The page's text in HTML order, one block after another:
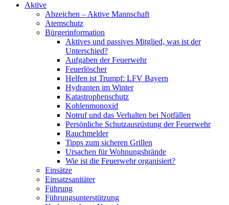
Aktive
Abzeichen – Aktive Mannschaft
Atemschutz
Bürgerinformation
Aktives und passives Mitglied, was ist der
Unterschied?
Aufgaben der Feuerwehr
Feuerlöscher
Helfen ist Trumpf: LFV Bayern
Hydranten im Winter
Katastrophenschutz
Kohlenmonoxid
Notruf und das Verhalten bei Notfällen
Persönliche Schutzausrüstung der Feuerwehr
Rauchmelder
Tipps zum sicheren Grillen
Ursachen für Wohnungsbrände
Wie ist die Feuerwehr organisiert?
Einsätze
Einsatzsanitäter
Führung
Führungsunterstützung